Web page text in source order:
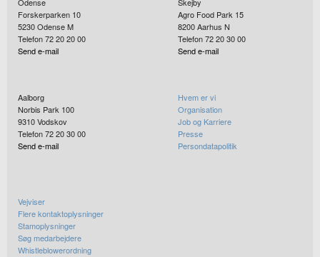
Forskerparken 10
5230Odense M
Telefon 72 20 20 00
Send e-mail
Agro Food Park 15
8200Aarhus N
Telefon 72 20 30 00
Send e-mail
Aalborg
Norbis Park 100
9310Vodskov
Telefon 72 20 30 00
Send e-mail
Hvem er vi
Organisation
Job og Karriere
Presse
Persondatapolitik
Vejviser
Flere kontaktoplysninger
Stamoplysninger
Søg medarbejdere
Whistleblowerordning